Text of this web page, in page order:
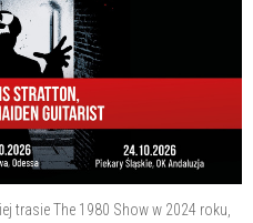
trasie The 1980 Show w 2024 roku,